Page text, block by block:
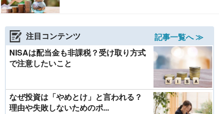
注目コンテンツ
記事一覧へ ≫
NISAは配当金も非課税？受け取り方式
で注意したいこと
なぜ投資は「やめとけ」と言われる？
理由や失敗しないためのポ...